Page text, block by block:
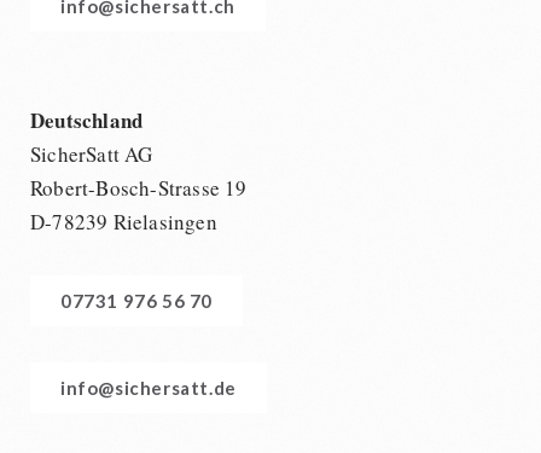
info@sichersatt.ch
Deutschland
SicherSatt AG
Robert-Bosch-Strasse 19
D-78239 Rielasingen
07731 976 56 70
info@sichersatt.de